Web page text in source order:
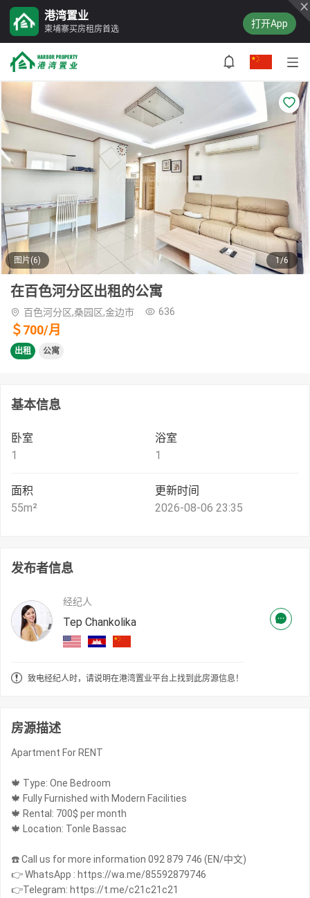
港湾置业
柬埔寨买房租房首选 打开App
图片(6) 1/6
在百色河分区出租的公寓
百色河分区,桑园区,金边市 636
＄700/月
出租 公寓
基本信息
卧室
1
浴室
1
面积
55m²
更新时间
2026-08-06 23:35
发布者信息
经纪人
Tep Chankolika
致电经纪人时，请说明在港湾置业平台上找到此房源信息！
房源描述
Apartment For RENT
🍁 Type: One Bedroom
🍁 Fully Furnished with Modern Facilities
🍁 Rental: 700$ per month
🍁 Location: Tonle Bassac
☎️ Call us for more information 092 879 746 (EN/中文)
👉 WhatsApp : https://wa.me/85592879746
👉Telegram: https://t.me/c21c21c21